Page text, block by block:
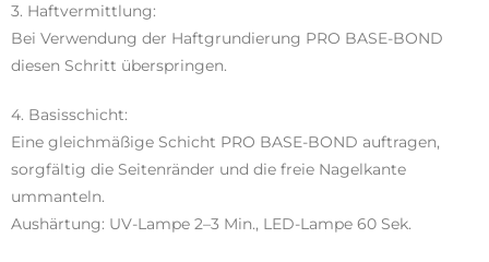
3. Haftvermittlung:
Bei Verwendung der Haftgrundierung PRO BASE-BOND
diesen Schritt überspringen.
4. Basisschicht:
Eine gleichmäßige Schicht PRO BASE-BOND auftragen,
sorgfältig die Seitenränder und die freie Nagelkante
ummanteln.
Aushärtung: UV-Lampe 2–3 Min., LED-Lampe 60 Sek.